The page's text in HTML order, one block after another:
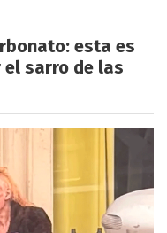
esta es
el sarro de las